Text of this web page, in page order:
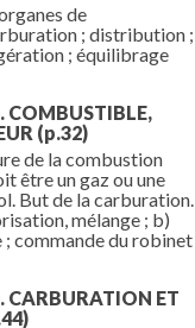
de
; distribution ;
; équilibrage
(p.32)
de la combustion
être un gaz ou une
But de la carburation.
mélange ; b)
; commande du robinet
ET